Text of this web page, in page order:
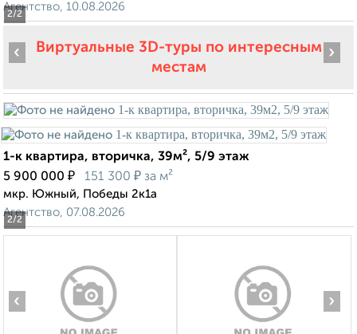
2/2
Агентство, 10.08.2026
Виртуальные 3D-туры по интересным
местам
2/2
‹ ›
1-к квартира, вторичка, 39м², 5/9 этаж
5 900 000 ₽ 151 300 ₽ за м²
мкр. Южный, Победы 2к1а
Агентство, 07.08.2026
‹ ›